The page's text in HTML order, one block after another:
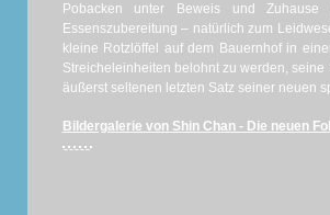
Pobacken unter Beweis und
Essenszubereitung – natürlich zum
kleine Rotzlöffel auf dem Bauernhof in
Streicheleinheiten belohnt zu werden,
äußerst seltenen letzten Satz seiner neuen
Bildergalerie von Shin Chan - Die neuen